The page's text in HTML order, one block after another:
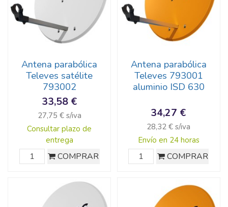
Antena parabólica
Televes satélite
793002
33,58 €
27,75 € s/iva
Consultar plazo de
entrega
COMPRAR
Antena parabólica
Televes 793001
aluminio ISD 630
34,27 €
28,32 € s/iva
Envío en 24 horas
COMPRAR